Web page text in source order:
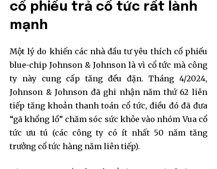
cổ phiếu trả cổ tức rất lành
mạnh
Một lý do khiến các nhà đầu tư yêu thích cổ phiếu
blue-chip Johnson & Johnson là vì cổ tức mà công
ty này cung cấp tăng đều đặn. Tháng 4/2024,
Johnson & Johnson đã ghi nhận năm thứ 62 liên
tiếp tăng khoản thanh toán cổ tức, điều đó đã đưa
“gã khổng lồ” chăm sóc sức khỏe vào nhóm Vua cổ
tức ưu tú (các công ty có ít nhất 50 năm tăng
trưởng cổ tức hàng năm liên tiếp).